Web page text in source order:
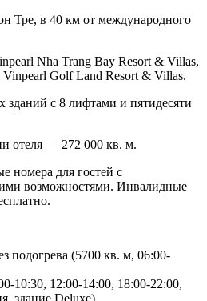
Тре, в 40 км от международного
Nha Trang Bay Resort & Villas,
Golf Land Resort & Villas.
зданий с 8 лифтами и пятидесяти
отеля — 272 000 кв. м.
номера для гостей с
возможностями. Инвалидные
подогрева (5700 кв. м, 06:00-
10:30, 12:00-14:00, 18:00-22:00,
здание Deluxe)